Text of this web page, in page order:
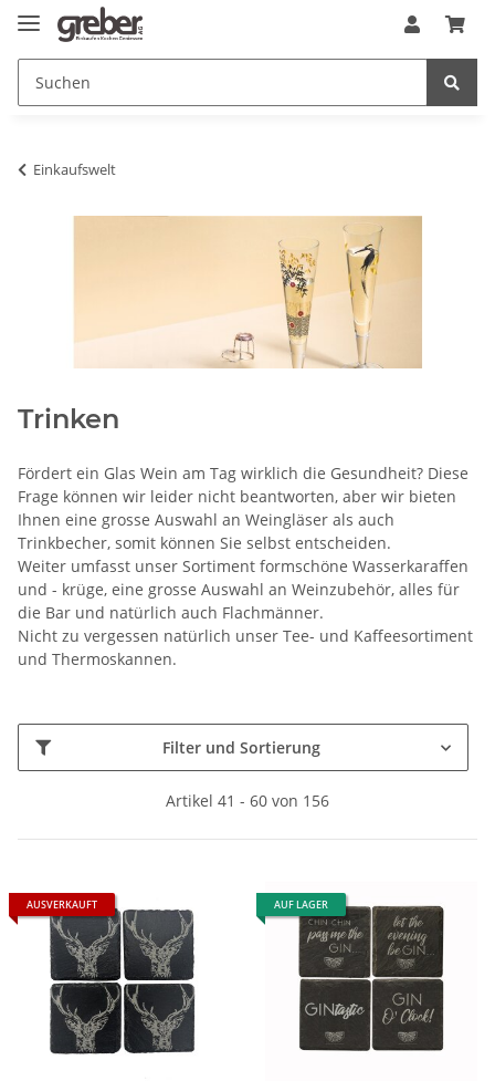
Einkaufswelt
Trinken
Fördert ein Glas Wein am Tag wirklich die Gesundheit? Diese
Frage können wir leider nicht beantworten, aber wir bieten
Ihnen eine grosse Auswahl an Weingläser als auch
Trinkbecher, somit können Sie selbst entscheiden.
Weiter umfasst unser Sortiment formschöne Wasserkaraffen
und - krüge, eine grosse Auswahl an Weinzubehör, alles für
die Bar und natürlich auch Flachmänner.
Nicht zu vergessen natürlich unser Tee- und Kaffeesortiment
und Thermoskannen.
Filter und Sortierung
Artikel 41 - 60 von 156
AUSVERKAUFT AUF LAGER